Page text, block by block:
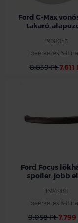
Ford C-Max
takaró,
1908053
beérkezés 6-8
8.839 Ft7.611
Ford Focus
spoiler, jobb
1694988
beérkezés 6-8
9.058 Ft7.799